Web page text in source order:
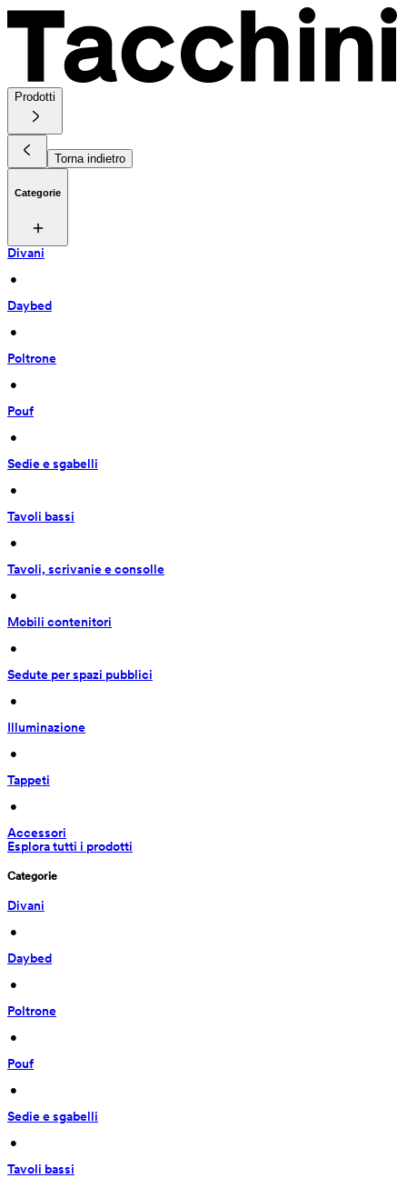
Prodotti
Torna indietro
Categorie
Divani
•
Daybed
•
Poltrone
•
Pouf
•
Sedie e sgabelli
•
Tavoli bassi
•
Tavoli, scrivanie e consolle
•
Mobili contenitori
•
Sedute per spazi pubblici
•
Illuminazione
•
Tappeti
•
Accessori
Esplora tutti i prodotti
Categorie
Divani
•
Daybed
•
Poltrone
•
Pouf
•
Sedie e sgabelli
•
Tavoli bassi